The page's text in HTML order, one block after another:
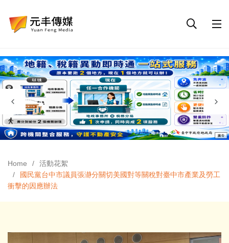
Home
活動花絮
國民黨台中市議員張瀞分關切美國對等關稅對臺中市產業及勞工
衝擊的因應辦法